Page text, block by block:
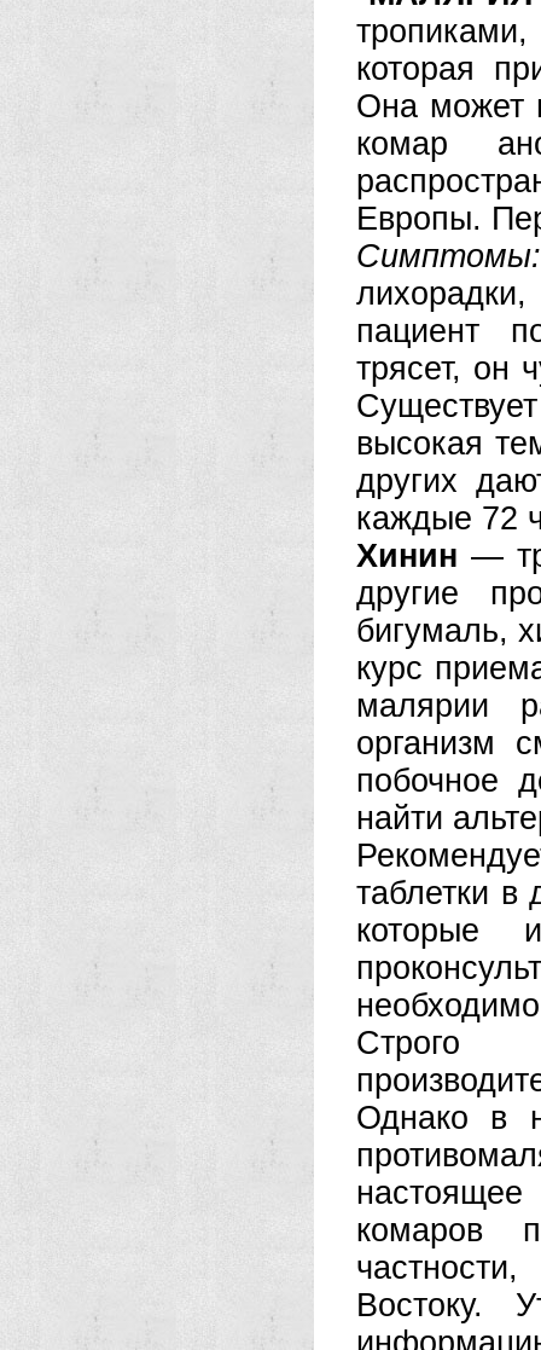
которая
Она может
комар
Европы.
Симптомы:
пациент
трясет, он
высокая
других
каждые 72
Хинин —
другие
бигумаль,
курс
малярии
организм
побочное
найти
таблетки в
которые
Строго
Однако в
комаров
Востоку.